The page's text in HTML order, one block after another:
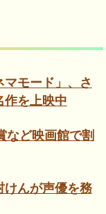
モード」、さ
作を上映中
など映画館で割
けんが声優を務